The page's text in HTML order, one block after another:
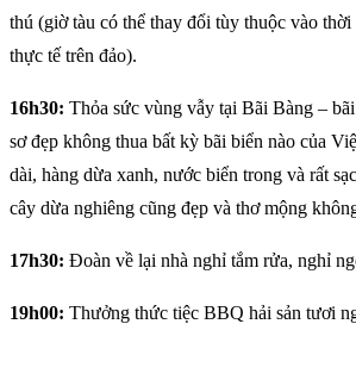
thú (giờ tàu có thể thay đổi tùy thuộc vào
thực tế trên đảo).
16h30: Thỏa sức vùng vẫy tại Bãi Bàng –
sơ đẹp không thua bất kỳ bãi biển nào của
dài, hàng dừa xanh, nước biển trong và rất
cây dừa nghiêng cũng đẹp và thơ mộng
17h30: Đoàn về lại nhà nghỉ tắm rửa, nghỉ
19h00: Thưởng thức tiệc BBQ hải sản tươi